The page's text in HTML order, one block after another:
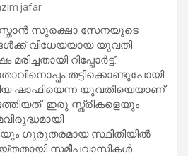
jafar
സുരക്ഷാ സേനയുടെ
വിധേയയായ യുവതി
റിപ്പോര്‍ട്ട്.
തട്ടിക്കൊണ്ടുപോയി
ഷാഫിയെന്ന യുവതിയെയാണ്
ഇരു സ്ത്രീകളെയും
ഗുരുതരമായ സ്ഥിതിയില്‍
സമീപവാസികള്‍